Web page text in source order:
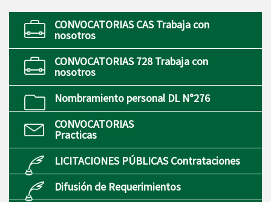
CONVOCATORIAS CAS Trabaja con
nosotros
CONVOCATORIAS 728 Trabaja con
nosotros
Nombramiento personal DL N°276
CONVOCATORIAS
Practicas
LICITACIONES PÚBLICAS Contrataciones
Difusión de Requerimientos